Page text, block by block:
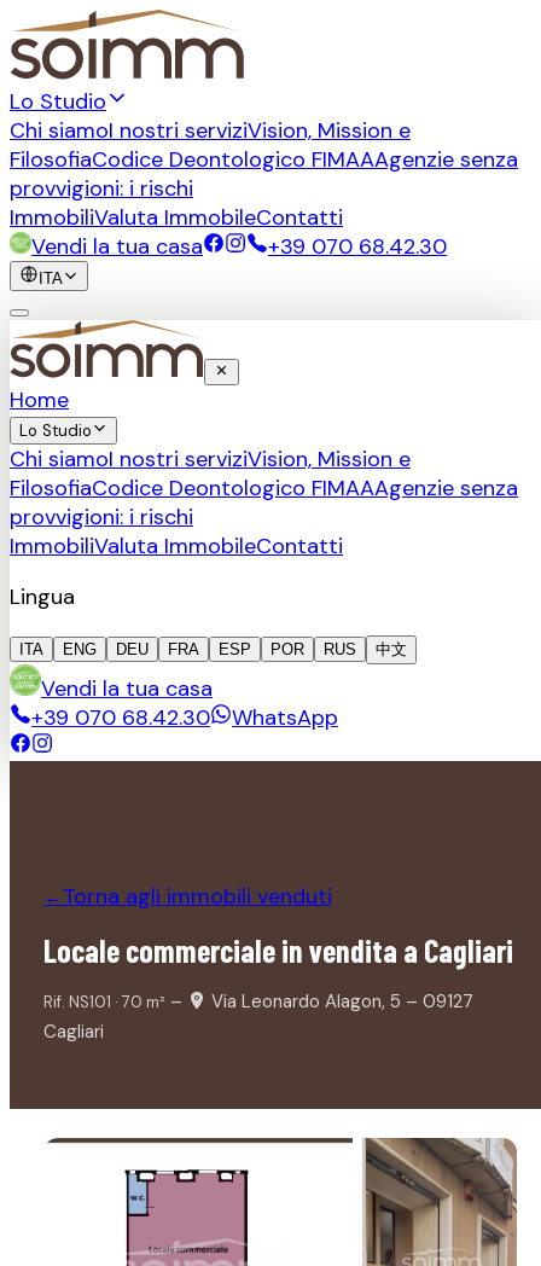
Lo Studio
Chi siamoI nostri serviziVision, Mission e
FilosofiaCodice Deontologico FIMAAAgenzie senza
provvigioni: i rischi
ImmobiliValuta ImmobileContatti
Vendi la tua casa
+39 070 68.42.30
ITA
Home
Lo Studio
Chi siamoI nostri serviziVision, Mission e
FilosofiaCodice Deontologico FIMAAAgenzie senza
provvigioni: i rischi
ImmobiliValuta ImmobileContatti
Lingua
ITA ENG DEU FRA ESP POR RUS 中文
Vendi la tua casa
+39 070 68.42.30
WhatsApp
←Torna agli immobili venduti
Locale commerciale in vendita a Cagliari
Rif. NS101 · 70 m² –
Via Leonardo Alagon, 5 – 09127
Cagliari